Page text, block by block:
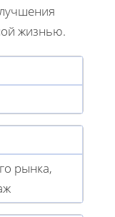
жизнью.
рынка,